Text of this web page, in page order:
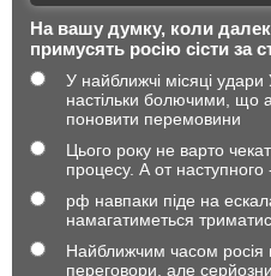
На вашу думку, коли
примусять росію сісти за
У найближчі місяці удари
настільки болючими, що
поновити перемовини
Цього року не варто
процесу. А от
рф навпаки піде на
намагатиметься
Найближчим часом росія
переговори, але